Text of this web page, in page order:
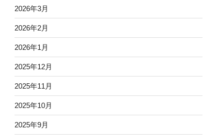
2026年3月
2026年2月
2026年1月
2025年12月
2025年11月
2025年10月
2025年9月